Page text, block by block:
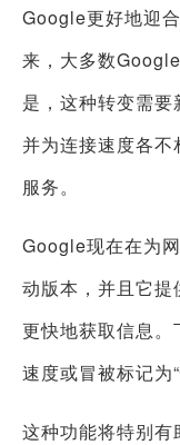
Google更好地迎
来，大多数
是，这种转变需要
并为连接速度各
服务。
Google现在在为
动版本，并且它提
更快地获取信息
速度或冒被标记为
这种功能将特别